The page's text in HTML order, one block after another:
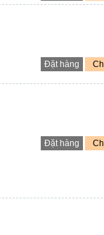
Đặt hàng
Đặt hàng